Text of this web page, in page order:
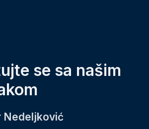
se sa našim
Nedeljković